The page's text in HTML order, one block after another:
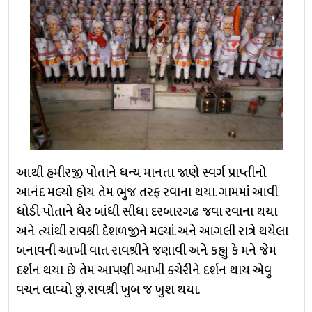
આથી હમીરજી પોતાને ધન્ય માનતા જાણે સ્વર્ગ પ્રાપ્તીનો
આનંદ મલ્યો હોય તેમ ભુજ તરફ રવાના થયા. ગામમાં આવી
ધોડી પોતાને ધેર બાંધી સીધા દરબારગઢ જવા રવાના થયા
અને ત્યાંથી રાવશ્રી દેશળજીને મલ્યાં. અને આગલી રાત્રે થયેલા
બનાવની આખી વાત રાવશ્રીને જણાવી અને કહ્યુ કે મને જેમ
દર્શન થયા છે તેમ આપણી આખી ક્ચેરીને દર્શન થાય એવુ
વચન લાવ્યો છું. રાવશ્રી ખુબ જ ખુશ થયા.